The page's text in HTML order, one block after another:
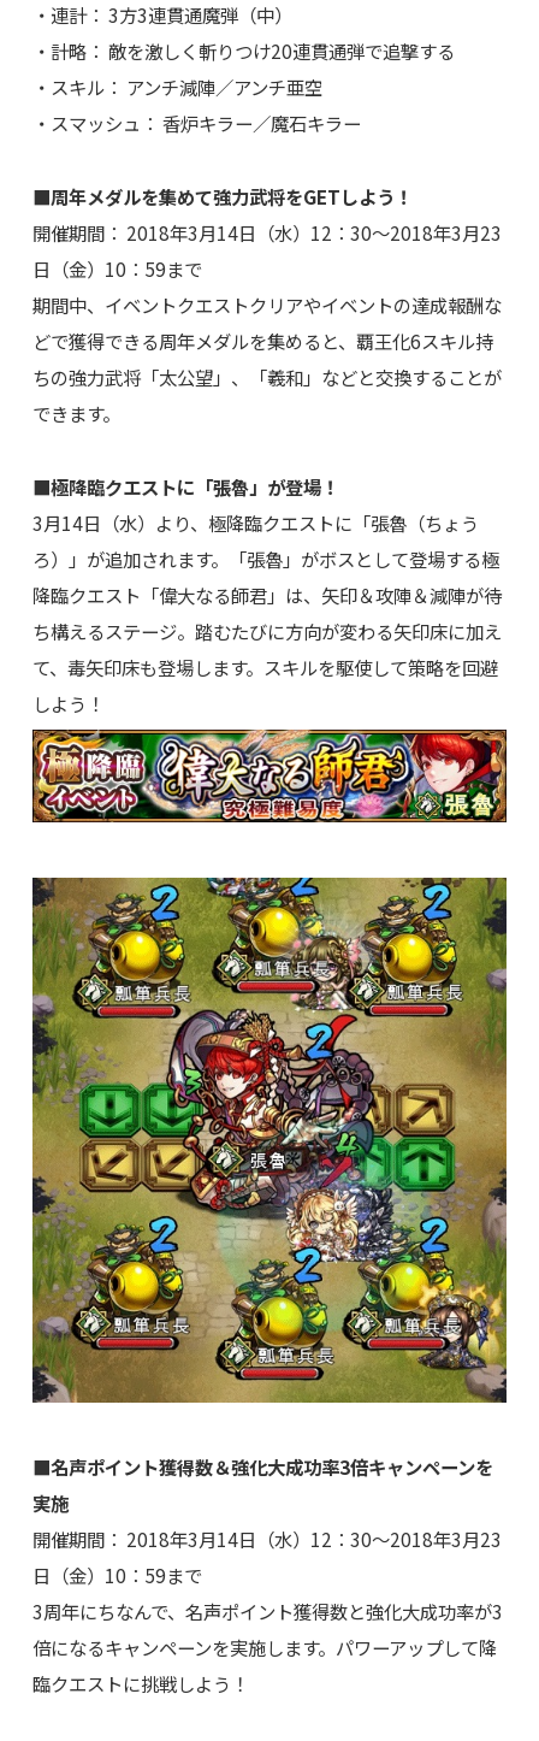
・連計： 3方3連貫通魔弾（中）
・計略： 敵を激しく斬りつけ20連貫通弾で追撃する
・スキル： アンチ減陣／アンチ亜空
・スマッシュ： 香炉キラー／魔石キラー
■周年メダルを集めて強力武将をGETしよう！
開催期間： 2018年3月14日（水）12：30～2018年3月23
日（金）10：59まで
期間中、イベントクエストクリアやイベントの達成報酬な
どで獲得できる周年メダルを集めると、覇王化6スキル持
ちの強力武将「太公望」、「羲和」などと交換することが
できます。
■極降臨クエストに「張魯」が登場！
3月14日（水）より、極降臨クエストに「張魯（ちょう
ろ）」が追加されます。「張魯」がボスとして登場する極
降臨クエスト「偉大なる師君」は、矢印＆攻陣＆減陣が待
ち構えるステージ。踏むたびに方向が変わる矢印床に加え
て、毒矢印床も登場します。スキルを駆使して策略を回避
しよう！
■名声ポイント獲得数＆強化大成功率3倍キャンペーンを
実施
開催期間： 2018年3月14日（水）12：30～2018年3月23
日（金）10：59まで
3周年にちなんで、名声ポイント獲得数と強化大成功率が3
倍になるキャンペーンを実施します。パワーアップして降
臨クエストに挑戦しよう！